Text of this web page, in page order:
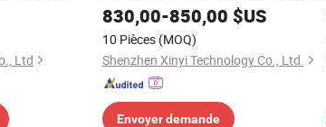
par PoE,
véhicule,
suivi
Hikvision
Ltd
Vision Nocturne Solaire Caméra
d'Inspection de Tuyau d'Égout de
Surveillance
830,00-850,00 $US
10 Pièces (MOQ)
Shenzhen Xinyi Technology Co., Ltd.
Envoyer demande